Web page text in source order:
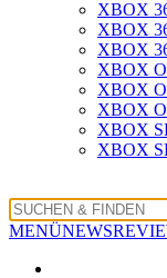
XBOX
XBOX
XBOX
XBOX
XBOX
XBOX
XBOX
XBOX
MENÜNEWS